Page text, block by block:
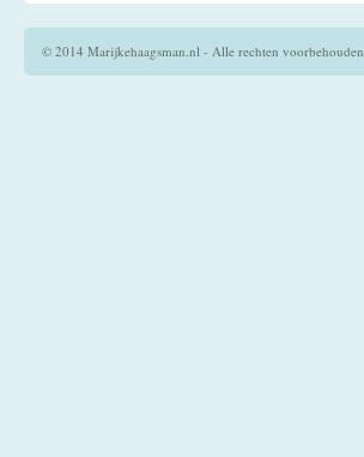
© 2014 Marijkehaagsman.nl - Alle rechten voorbehouden